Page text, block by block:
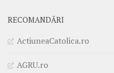
RECOMANDĂRI
ActiuneaCatolica.ro
AGRU.ro